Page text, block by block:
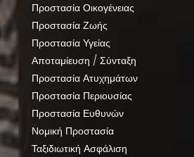
Προστασία Οικογένειας
Προστασία Ζωής
Προστασία Υγείας
Αποταμίευση / Σύνταξη
Προστασία Ατυχημάτων
Προστασία Περιουσίας
Προστασία Ευθυνών
Νομική Προστασία
Ταξιδιωτική Ασφάλιση